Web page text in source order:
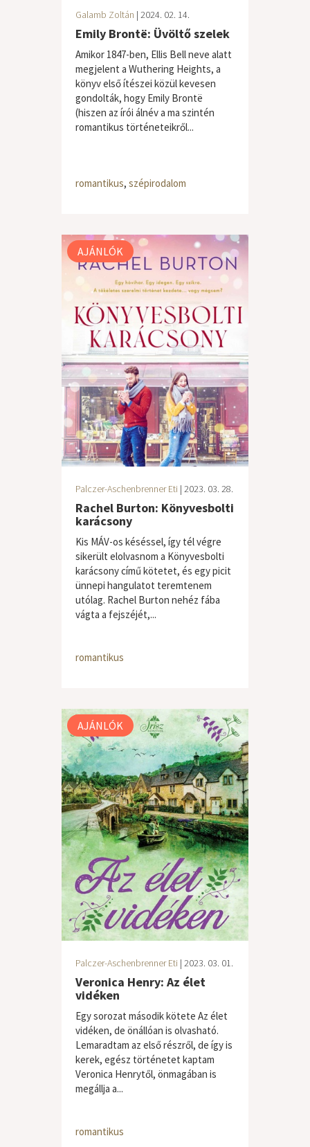
Galamb Zoltán | 2024. 02. 14.
Emily Brontë: Üvöltő szelek
Amikor 1847-ben, Ellis Bell neve alatt
megjelent a Wuthering Heights, a
könyv első ítészei közül kevesen
gondolták, hogy Emily Brontë
(hiszen az írói álnév a ma szintén
romantikus történeteikről...
romantikus, szépirodalom
AJÁNLÓK
Palczer-Aschenbrenner Eti | 2023. 03. 28.
Rachel Burton: Könyvesbolti
karácsony
Kis MÁV-os késéssel, így tél végre
sikerült elolvasnom a Könyvesbolti
karácsony című kötetet, és egy picit
ünnepi hangulatot teremtenem
utólag. Rachel Burton nehéz fába
vágta a fejszéjét,...
romantikus
AJÁNLÓK
Palczer-Aschenbrenner Eti | 2023. 03. 01.
Veronica Henry: Az élet
vidéken
Egy sorozat második kötete Az élet
vidéken, de önállóan is olvasható.
Lemaradtam az első részről, de így is
kerek, egész történetet kaptam
Veronica Henrytől, önmagában is
megállja a...
romantikus